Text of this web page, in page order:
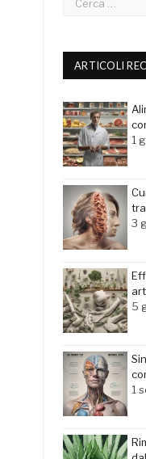
ARTICOLI
1
3
5
1